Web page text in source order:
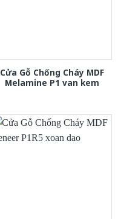
Cửa Gỗ Chống Cháy MDF
Melamine P1 van kem